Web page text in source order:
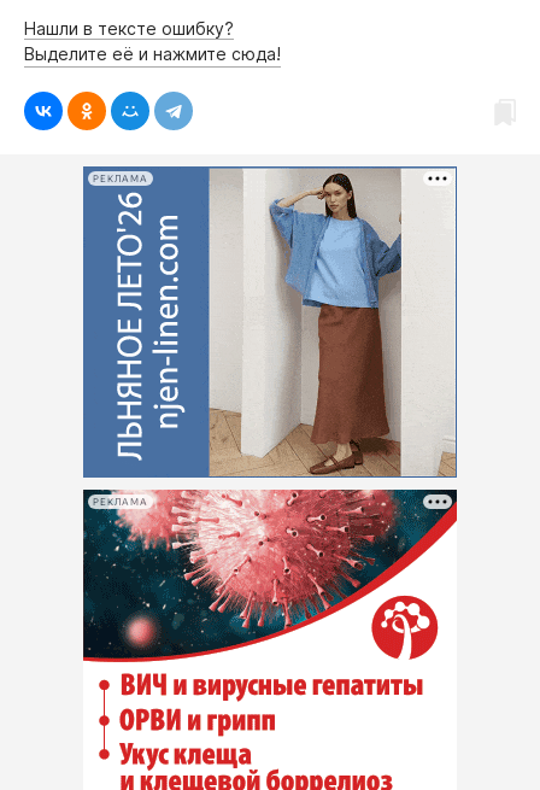
Нашли в тексте ошибку?
Выделите её и нажмите сюда!
РЕКЛАМА
РЕКЛАМА